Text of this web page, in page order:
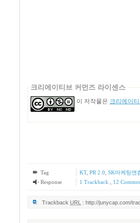
크리에이티브 커먼즈 라이센스
이 저작물은 크리에이
Tag KT, PR 2.0 SK마케팅앤
Response
1 Trackback 12
Trackback URL : http://junycap.com/